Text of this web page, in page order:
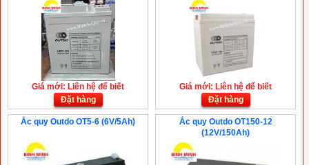
Giá mới: Liên hệ để biết
Đặt hàng
Giá mới: Liên hệ để biết
Đặt hàng
Ắc quy Outdo OT5-6 (6V/5Ah)
Ắc quy Outdo OT150-12
(12V/150Ah)